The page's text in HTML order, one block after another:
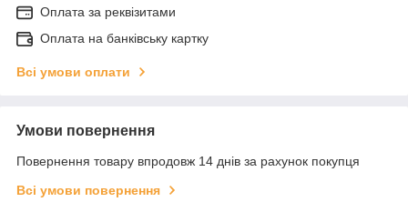
Оплата за реквізитами
Оплата на банківську картку
Всі умови оплати
Умови повернення
Повернення товару впродовж 14 днів за рахунок покупця
Всі умови повернення